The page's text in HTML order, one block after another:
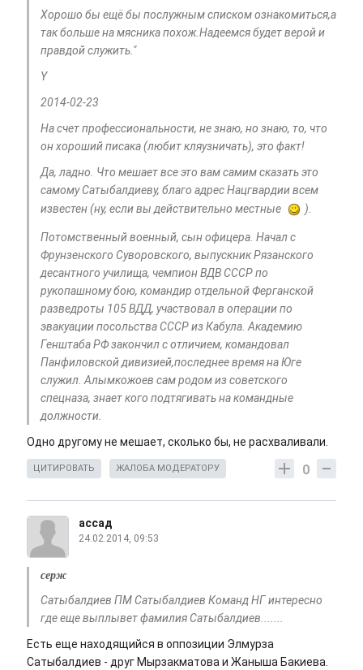
Хорошо бы ещё бы послужным списком ознакомиться,а
так больше на мясника похож.Надеемся будет верой и
правдой служить."
Y
2014-02-23
На счет профессиональности, не знаю, но знаю, то, что
он хороший писака (любит кляузничать), это факт!
Да, ладно. Что мешает все это вам самим сказать это
самому Сатыбалдиеву, благо адрес Нацгвардии всем
известен (ну, если вы действительно местные
).
Потомственный военный, сын офицера. Начал с
Фрунзенского Суворовского, выпускник Рязанского
десантного училища, чемпион ВДВ СССР по
рукопашному бою, командир отдельной Ферганской
разведроты 105 ВДД, участвовал в операции по
эвакуации посольства СССР из Кабула. Академию
Генштаба РФ закончил с отличием, командовал
Панфиловской дивизией,последнее время на Юге
служил. Алымкожоев сам родом из советского
спецназа, знает кого подтягивать на командные
должности.
Одно другому не мешает, сколько бы, не расхваливали.
0
ЦИТИРОВАТЬ ЖАЛОБА МОДЕРАТОРУ
ассад
24.02.2014, 09:53
серж
Сатыбалдиев ПМ Сатыбалдиев Команд НГ интересно
где еще выплывет фамилия Сатыбалдиев.......
Есть еще находящийся в оппозиции Элмурза
Сатыбалдиев - друг Мырзакматова и Жаныша Бакиева.